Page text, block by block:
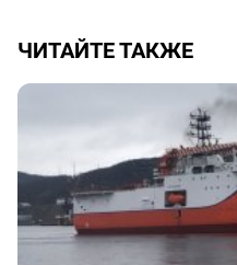
ЧИТАЙТЕ ТАКЖЕ